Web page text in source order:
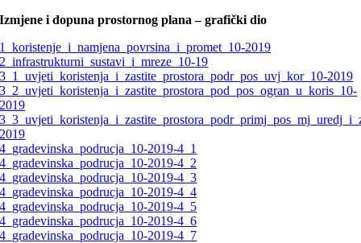
Izmjene i dopuna prostornog plana – grafički dio
1_koristenje_i_namjena_povrsina_i_promet_10-2019
2_infrastrukturni_sustavi_i_mreze_10-19
3_1_uvjeti_koristenja_i_zastite_prostora_podr_pos_uvj_kor_10-2019
3_2_uvjeti_koristenja_i_zastite_prostora_pod_pos_ogran_u_koris_10-
2019
2019
4_gradevinska_podrucja_10-2019-4_1
4_gradevinska_podrucja_10-2019-4_2
4_gradevinska_podrucja_10-2019-4_3
4_gradevinska_podrucja_10-2019-4_4
4_gradevinska_podrucja_10-2019-4_5
4_gradevinska_podrucja_10-2019-4_6
4_gradevinska_podrucja_10-2019-4_7